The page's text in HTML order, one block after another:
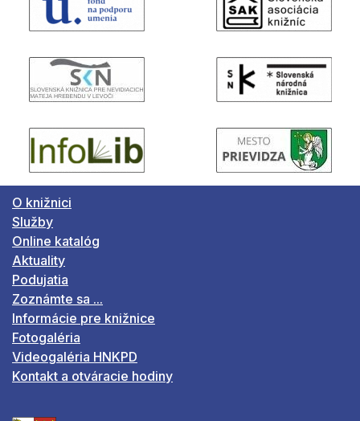
O knižnici
Služby
Online katalóg
Aktuality
Podujatia
Zoznámte sa ...
Informácie pre knižnice
Fotogaléria
Videogaléria HNKPD
Kontakt a otváracie hodiny